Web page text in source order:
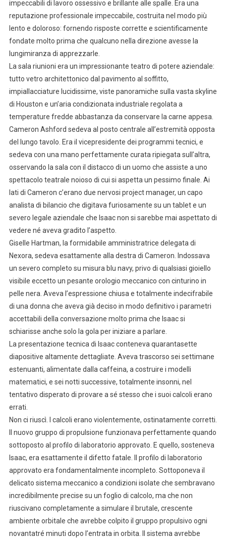
impeccabili di lavoro ossessivo e brillante alle spalle. Era una
reputazione professionale impeccabile, costruita nel modo più
lento e doloroso: fornendo risposte corrette e scientificamente
fondate molto prima che qualcuno nella direzione avesse la
lungimiranza di apprezzarle.
La sala riunioni era un impressionante teatro di potere aziendale:
tutto vetro architettonico dal pavimento al soffitto,
impiallacciature lucidissime, viste panoramiche sulla vasta skyline
di Houston e un’aria condizionata industriale regolata a
temperature fredde abbastanza da conservare la carne appesa.
Cameron Ashford sedeva al posto centrale all’estremità opposta
del lungo tavolo. Era il vicepresidente dei programmi tecnici, e
sedeva con una mano perfettamente curata ripiegata sull’altra,
osservando la sala con il distacco di un uomo che assiste a uno
spettacolo teatrale noioso di cui si aspetta un pessimo finale. Ai
lati di Cameron c’erano due nervosi project manager, un capo
analista di bilancio che digitava furiosamente su un tablet e un
severo legale aziendale che Isaac non si sarebbe mai aspettato di
vedere né aveva gradito l’aspetto.
Giselle Hartman, la formidabile amministratrice delegata di
Nexora, sedeva esattamente alla destra di Cameron. Indossava
un severo completo su misura blu navy, privo di qualsiasi gioiello
visibile eccetto un pesante orologio meccanico con cinturino in
pelle nera. Aveva l’espressione chiusa e totalmente indecifrabile
di una donna che aveva già deciso in modo definitivo i parametri
accettabili della conversazione molto prima che Isaac si
schiarisse anche solo la gola per iniziare a parlare.
La presentazione tecnica di Isaac conteneva quarantasette
diapositive altamente dettagliate. Aveva trascorso sei settimane
estenuanti, alimentate dalla caffeina, a costruire i modelli
matematici, e sei notti successive, totalmente insonni, nel
tentativo disperato di provare a sé stesso che i suoi calcoli erano
errati.
Non ci riuscì. I calcoli erano violentemente, ostinatamente corretti.
Il nuovo gruppo di propulsione funzionava perfettamente quando
sottoposto al profilo di laboratorio approvato. E quello, sosteneva
Isaac, era esattamente il difetto fatale. Il profilo di laboratorio
approvato era fondamentalmente incompleto. Sottoponeva il
delicato sistema meccanico a condizioni isolate che sembravano
incredibilmente precise su un foglio di calcolo, ma che non
riuscivano completamente a simulare il brutale, crescente
ambiente orbitale che avrebbe colpito il gruppo propulsivo ogni
novantatré minuti dopo l’entrata in orbita. Il sistema avrebbe